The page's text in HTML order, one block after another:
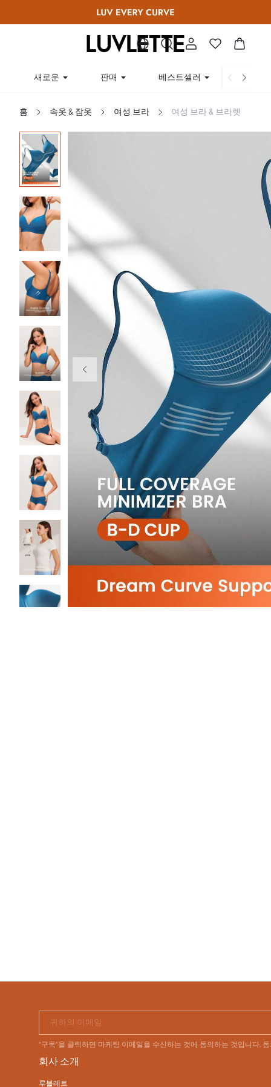
새로운 판매 베스트셀러 곡선
홈 속옷 & 잠옷 여성 브라 여성 브라 & 브라렛
귀하의 이메일
"구독"을 클릭하면 마케팅 이메일을 수신하는 것에 동의하는 것입니다.
회사 소개
루블레트